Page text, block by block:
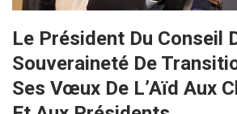
Le Président Du Conseil
Souveraineté De
Ses Vœux De L’Aïd Aux